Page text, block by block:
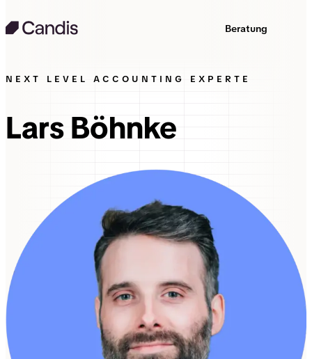
Beratung
NEXT LEVEL ACCOUNTING EXPERTE
Lars Böhnke